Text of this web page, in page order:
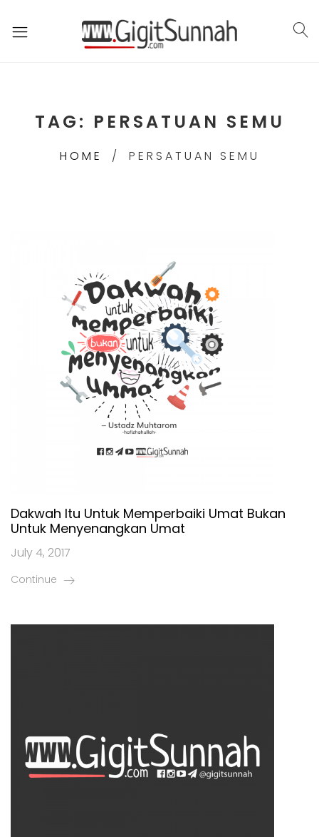
TAG: PERSATUAN SEMU
HOME PERSATUAN SEMU
Dakwah Itu Untuk Memperbaiki Umat Bukan
Untuk Menyenangkan Umat
July 4, 2017
Continue